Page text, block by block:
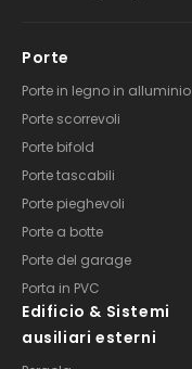
Porte
Porte in legno in alluminio
Porte scorrevoli
Porte bifold
Porte tascabili
Porte pieghevoli
Porte a botte
Porte del garage
Porta in PVC
Edificio & Sistemi
ausiliari esterni